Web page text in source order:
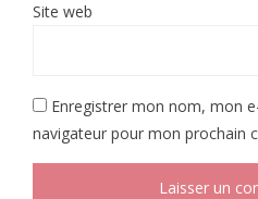
Site web
Enregistrer mon nom, mon
navigateur pour mon prochain